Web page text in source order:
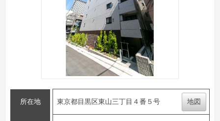
所在地 東京都目黒区東山三丁目４番５号 地図